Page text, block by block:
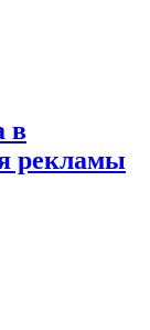
в
рекламы